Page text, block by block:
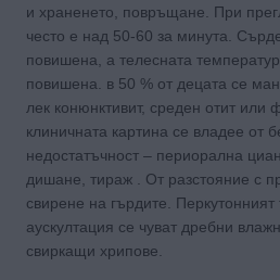
и храненето, повръщане. При
често е над 50-60 за минута.
повишена, а телесната
повишена. в 50 % от децата се
лек конюнктивит, среден отит или
клиничната картина се владее от
недостатъчност – периорална
дишане, тираж . От разстояние с
свирене на гърдите.
аускултация се чуват дребни
свиркащи хрипове.